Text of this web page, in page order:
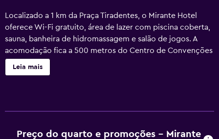
Localizado a 1 km da Praça Tiradentes, o Mirante Hotel
oferece Wi-Fi gratuito, área de lazer com piscina coberta,
sauna, banheira de hidromassagem e salão de jogos. A
acomodação fica a 500 metros do Centro de Convenções
de Ouro Preto e da Universidade Federal de Ouro Preto.
Todos os quartos do Mirante Hotel incluem ar-
diariamente. O Mirante Hotel conta com depósito para
Leia mais
Preço do quarto e promoções - Mirante